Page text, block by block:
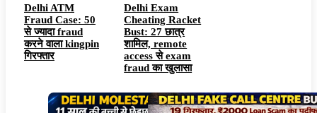
Delhi ATM
Fraud Case: 50
से ज्यादा fraud
करने वाला kingpin
गिरफ्तार
Delhi Exam
Cheating Racket
Bust: 27 छात्र
शामिल, remote
access से exam
fraud का खुलासा